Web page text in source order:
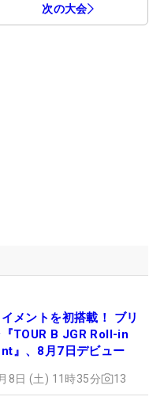
次の大会
メントを初搭載！ ブリ
TOUR B JGR Roll-in
』、8月7日デビュー
8日 (土) 11時35分 13